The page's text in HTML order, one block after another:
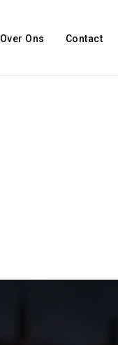
Over Ons Contact